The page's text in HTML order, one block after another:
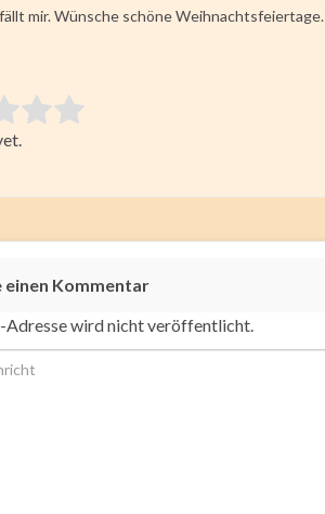
mir. Wünsche schöne Weihnachtsfeiertage.
einen Kommentar
Adresse wird nicht veröffentlicht.